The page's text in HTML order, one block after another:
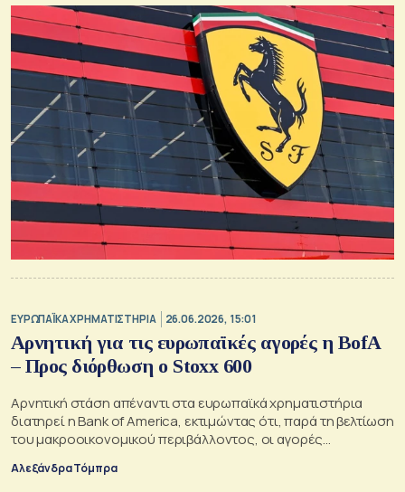
ΕΥΡΩΠΑΪΚΑ ΧΡΗΜΑΤΙΣΤΗΡΙΑ 26.06.2026, 15:01
Αρνητική για τις ευρωπαϊκές αγορές η BofA
– Προς διόρθωση ο Stoxx 600
Αρνητική στάση απέναντι στα ευρωπαϊκά χρηματιστήρια
διατηρεί η Bank of America, εκτιμώντας ότι, παρά τη βελτίωση
του μακροοικονομικού περιβάλλοντος, οι αγορές
Αλεξάνδρα Τόμπρα